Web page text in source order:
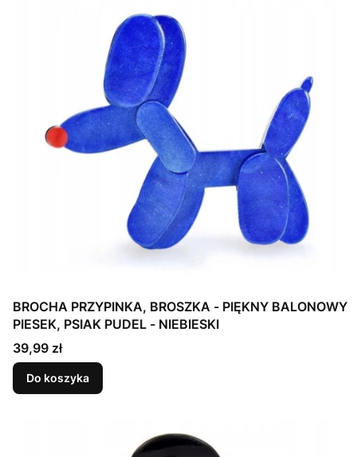
BROCHA PRZYPINKA, BROSZKA - PIĘKNY BALONOWY
PIESEK, PSIAK PUDEL - NIEBIESKI
Cena
39,99 zł
Do koszyka